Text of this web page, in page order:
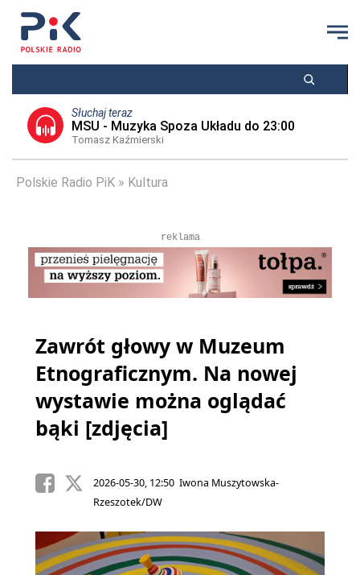
Słuchaj teraz
MSU - Muzyka Spoza Układu do 23:00
Tomasz Kaźmierski
Polskie Radio PiK Kultura
reklama
Zawrót głowy w Muzeum
Etnograficznym. Na nowej
wystawie można oglądać
bąki [zdjęcia]
2026-05-30, 12:50 Iwona Muszytowska-
Rzeszotek/DW